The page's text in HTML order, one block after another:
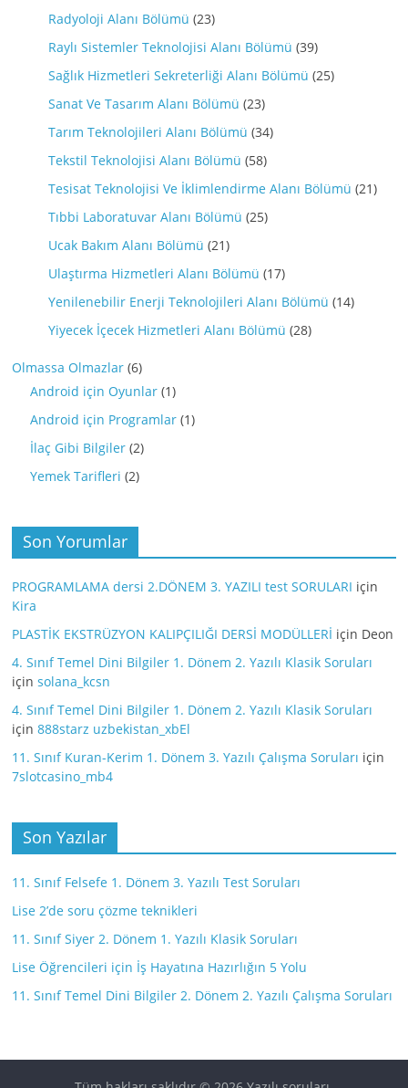
Radyoloji Alanı Bölümü (23)
Raylı Sistemler Teknolojisi Alanı Bölümü (39)
Sağlık Hizmetleri Sekreterliği Alanı Bölümü (25)
Sanat Ve Tasarım Alanı Bölümü (23)
Tarım Teknolojileri Alanı Bölümü (34)
Tekstil Teknolojisi Alanı Bölümü (58)
Tesisat Teknolojisi Ve İklimlendirme Alanı Bölümü (21)
Tıbbi Laboratuvar Alanı Bölümü (25)
Ucak Bakım Alanı Bölümü (21)
Ulaştırma Hizmetleri Alanı Bölümü (17)
Yenilenebilir Enerji Teknolojileri Alanı Bölümü (14)
Yiyecek İçecek Hizmetleri Alanı Bölümü (28)
Olmassa Olmazlar (6)
Android için Oyunlar (1)
Android için Programlar (1)
İlaç Gibi Bilgiler (2)
Yemek Tarifleri (2)
Son Yorumlar
PROGRAMLAMA dersi 2.DÖNEM 3. YAZILI test SORULARI için
Kira
PLASTİK EKSTRÜZYON KALIPÇILIĞI DERSİ MODÜLLERİ için Deon
4. Sınıf Temel Dini Bilgiler 1. Dönem 2. Yazılı Klasik Soruları
içinsolana_kcsn
4. Sınıf Temel Dini Bilgiler 1. Dönem 2. Yazılı Klasik Soruları
için888starz uzbekistan_xbEl
11. Sınıf Kuran-Kerim 1. Dönem 3. Yazılı Çalışma Soruları için
7slotcasino_mb4
Son Yazılar
11. Sınıf Felsefe 1. Dönem 3. Yazılı Test Soruları
Lise 2’de soru çözme teknikleri
11. Sınıf Siyer 2. Dönem 1. Yazılı Klasik Soruları
Lise Öğrencileri için İş Hayatına Hazırlığın 5 Yolu
11. Sınıf Temel Dini Bilgiler 2. Dönem 2. Yazılı Çalışma Soruları